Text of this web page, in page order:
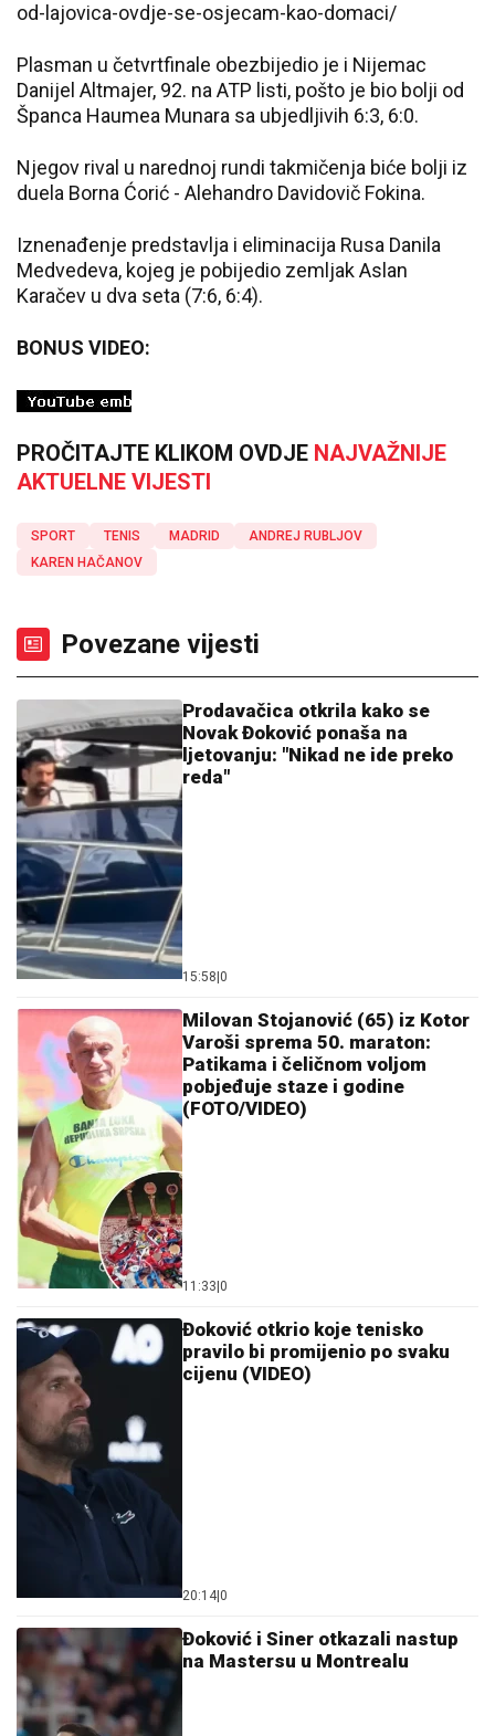
od-lajovica-ovdje-se-osjecam-kao-domaci/
Plasman u četvrtfinale obezbijedio je i Nijemac
Danijel Altmajer, 92. na ATP listi, pošto je bio bolji od
Španca Haumea Munara sa ubjedljivih 6:3, 6:0.
Njegov rival u narednoj rundi takmičenja biće bolji iz
duela Borna Ćorić - Alehandro Davidovič Fokina.
Iznenađenje predstavlja i eliminacija Rusa Danila
Medvedeva, kojeg je pobijedio zemljak Aslan
Karačev u dva seta (7:6, 6:4).
BONUS VIDEO:
PROČITAJTE KLIKOM OVDJE NAJVAŽNIJE
AKTUELNE VIJESTI
SPORT TENIS MADRID
ANDREJ RUBLJOV
KAREN HAČANOV
Povezane vijesti
Prodavačica otkrila kako se
Novak Đoković ponaša na
ljetovanju: "Nikad ne ide preko
reda"
15:58 0
Milovan Stojanović (65) iz Kotor
Varoši sprema 50. maraton:
Patikama i čeličnom voljom
pobjeđuje staze i godine
(FOTO/VIDEO)
11:33 0
Đoković otkrio koje tenisko
pravilo bi promijenio po svaku
cijenu (VIDEO)
20:14 0
Đoković i Siner otkazali nastup
na Mastersu u Montrealu